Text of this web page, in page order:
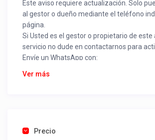
Este aviso requiere actualización. Solo
al gestor o dueño mediante el teléfono
página.
Si Usted es el gestor o propietario de este
servicio no dude en contactarnos para
Envíe un WhatsApp con:
Nombre alojamiento o servicio
Una foto de cuenta de luz o agua o
Ver más
Precio